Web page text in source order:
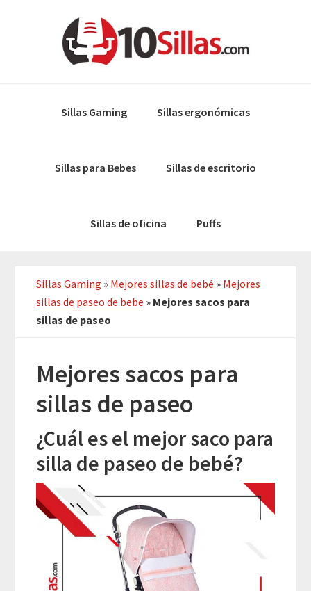
Sillas Gaming Sillas ergonómicas
Sillas para Bebes Sillas de escritorio
Sillas de oficina Puffs
Sillas Gaming » Mejores sillas de bebé » Mejores
sillas de paseo de bebe » Mejores sacos para
sillas de paseo
Mejores sacos para
sillas de paseo
¿Cuál es el mejor saco para
silla de paseo de bebé?